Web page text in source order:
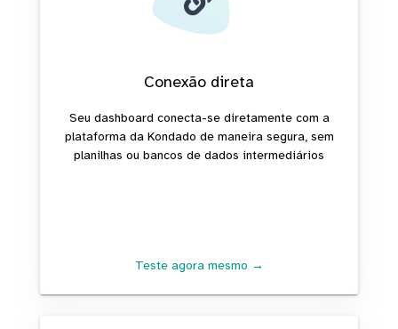
Conexão direta
Seu dashboard conecta-se diretamente com a
plataforma da Kondado de maneira segura, sem
planilhas ou bancos de dados intermediários
Teste agora mesmo →